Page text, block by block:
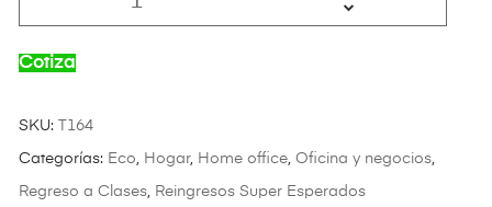
Cotiza
SKU: T164
Categorías: Eco, Hogar, Home office, Oficina y negocios,
Regreso a Clases, Reingresos Super Esperados